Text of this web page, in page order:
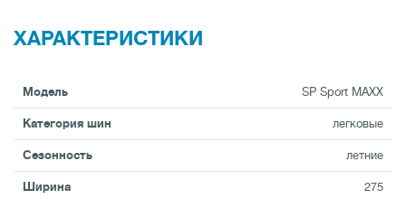
ХАРАКТЕРИСТИКИ
Модель SP Sport MAXX
Категория шин легковые
Сезонность летние
Ширина 275